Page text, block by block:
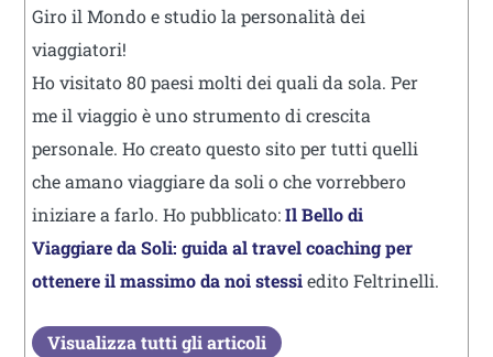
Giro il Mondo e studio la personalità dei
viaggiatori!
Ho visitato 80 paesi molti dei quali da sola. Per
me il viaggio è uno strumento di crescita
personale. Ho creato questo sito per tutti quelli
che amano viaggiare da soli o che vorrebbero
iniziare a farlo. Ho pubblicato:Il Bello di
Viaggiare da Soli: guida al travel coaching per
ottenere il massimo da noi stessiedito Feltrinelli.
Visualizza tutti gli articoli